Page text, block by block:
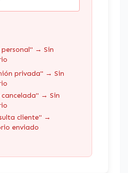
personal" → Sin
privada" → Sin
cancelada" → Sin
cliente" →
enviado